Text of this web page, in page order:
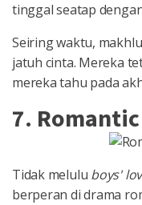
tinggal seatap
Seiring waktu,
jatuh cinta. Mereka
mereka tahu pada
7.
Tidak melulu boys'
berperan di drama